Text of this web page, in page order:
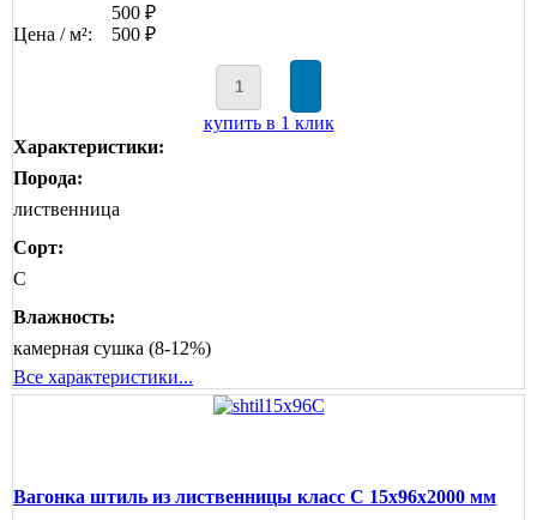
500 ₽
Цена / м²:
500 ₽
купить в 1 клик
Характеристики:
Порода:
лиственница
Сорт:
C
Влажность:
камерная сушка (8-12%)
Все характеристики...
Вагонка штиль из лиственницы класс С 15x96x2000 мм